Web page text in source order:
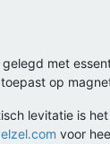
met
op
levitatie is
voor